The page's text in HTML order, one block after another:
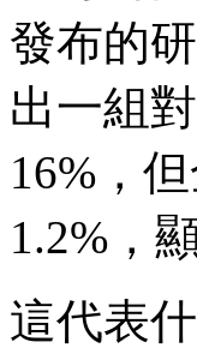
發布的
出一組
16%，
1.2%，
這代表